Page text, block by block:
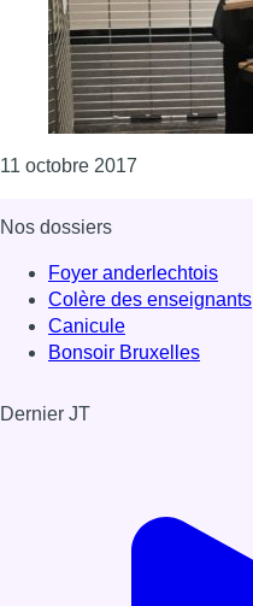
11 octobre 2017
Nos dossiers
Foyer anderlechtois
Colère des enseignants
Canicule
Bonsoir Bruxelles
Dernier JT